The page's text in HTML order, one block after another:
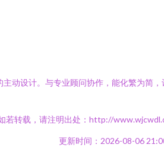
动设计。与专业顾问协作，能化繁为简
若转载，请注明出处：http://
更新时间：2026-08-06